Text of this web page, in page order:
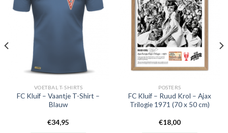
VOETBAL T-SHIRTS
FC Kluif – Vaantje T-Shirt –
Blauw
€34,95
POSTERS
FC Kluif – Ruud Krol – Ajax
Trilogie 1971 (70 x 50 cm)
€18,00